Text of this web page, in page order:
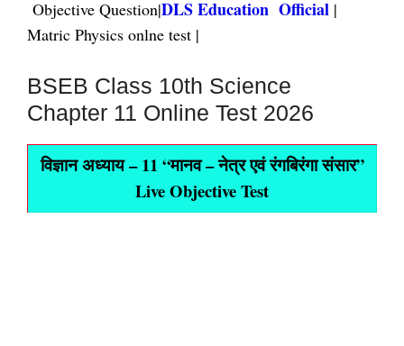
Objective Question|DLS Education Official |
Matric Physics onlne test |
BSEB Class 10th Science
Chapter 11 Online Test 2026
विज्ञान अध्याय – 11 “मानव – नेत्र एवं रंगबिरंगा संसार”
Live Objective Test